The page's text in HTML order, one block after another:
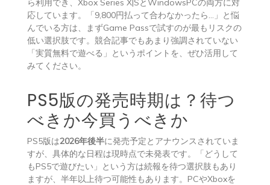
応しています。「9,800円払って合わなかったら…」と悩
んでいる方は、まずGame Passで試すのが最もリスクの
低い選択肢です。競合記事でもあまり強調されていない
「実質無料で遊べる」というポイントを、ぜひ活用して
みてください。
PS5版の発売時期は？待つ
べきか今買うべきか
PS5版は2026年後半に発売予定とアナウンスされていま
すが、具体的な日程は現時点で未発表です。「どうして
もPS5で遊びたい」という方は続報を待つ選択肢もあり
ますが、半年以上待つ可能性もあります。PCやXboxを